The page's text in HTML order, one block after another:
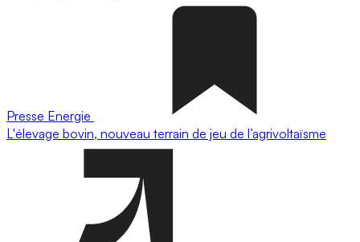
Presse Energie
L'élevage bovin, nouveau terrain de jeu de l’agrivoltaïsme